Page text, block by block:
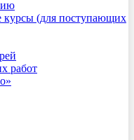
курсы (для поступающих
работ